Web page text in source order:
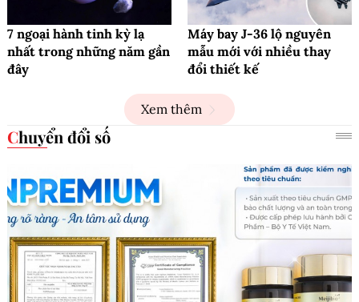
7 ngoại hành tinh kỳ lạ
nhất trong những năm gần
đây
Máy bay J-36 lộ nguyên
mẫu mới với nhiều thay
đổi thiết kế
Xem thêm
Chuyển đổi số